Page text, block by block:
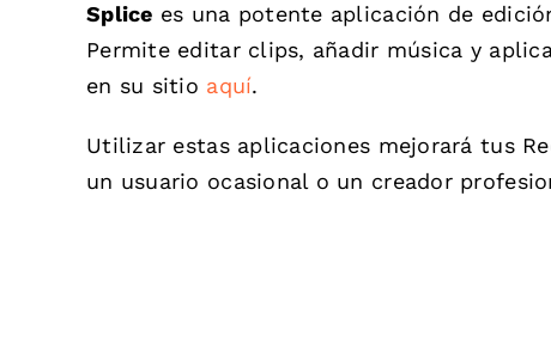
Splice es una potente aplicación de
Permite editar clips, añadir música y
en su sitio aquí.
Utilizar estas aplicaciones mejorará tus
un usuario ocasional o un creador